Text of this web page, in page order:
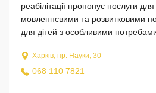
реабілітації пропонує послуги
мовленнєвими та розвитковими
для дітей з особливими
Харків, пр. Науки, 30
068 110 7821